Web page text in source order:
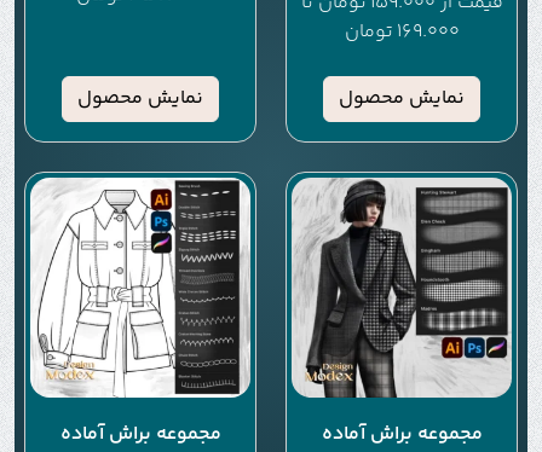
169.000 تومان
نمایش محصول نمایش محصول
مجموعه براش آماده
مجموعه براش آماده